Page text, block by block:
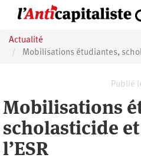
principal
Actualité
Mobilisations étudiantes,
Publié
Mobilisations
scholasticide
l’ESR